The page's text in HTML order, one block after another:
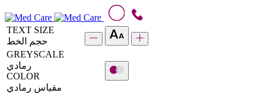
TEXT SIZE
حجم الخط
GREYSCALE
رمادي
COLOR
مقياس رمادي